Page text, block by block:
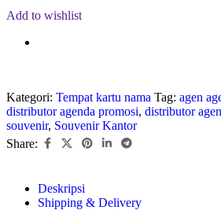
Add to wishlist
Kategori: Tempat kartu nama Tag: agen
distributor agenda promosi, distributor
souvenir, Souvenir Kantor
Share:
Deskripsi
Shipping & Delivery